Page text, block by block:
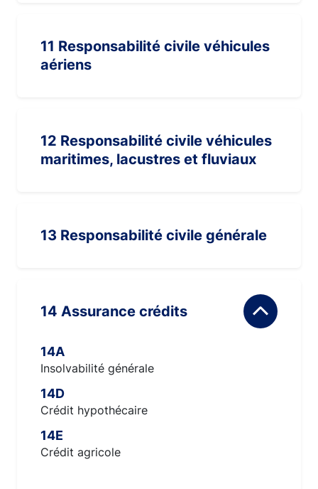
11 Responsabilité civile véhicules
aériens
12 Responsabilité civile véhicules
maritimes, lacustres et fluviaux
13 Responsabilité civile générale
14 Assurance crédits
14A
Insolvabilité générale
14D
Crédit hypothécaire
14E
Crédit agricole